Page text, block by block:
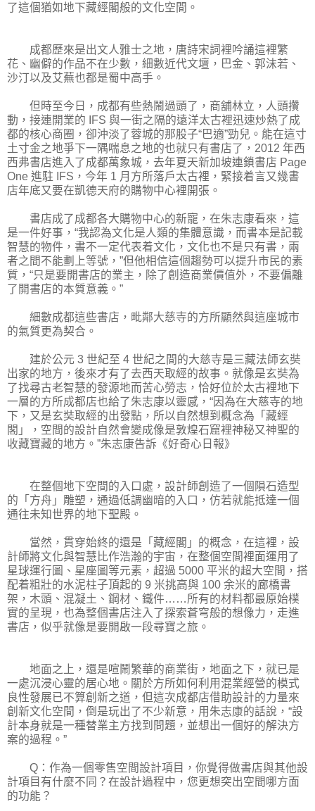
了這個猶如地下藏經閣般的文化空間。
成都歷來是出文人雅士之地，唐詩宋詞裡吟誦這裡繁
花、幽僻的作品不在少數，細數近代文壇，巴金、郭沫若、
沙汀以及艾蕪也都是蜀中高手。
但時至今日，成都有些熱鬧過頭了，商舖林立，人頭攢
動，接連開業的 IFS 與一街之隔的遠洋太古裡迅速炒熱了成
都的核心商圈，卻沖淡了蓉城的那股子“巴適”勁兒。能在這寸
土寸金之地爭下一隅喘息之地的也就只有書店了，2012 年西
西弗書店進入了成都萬象城，去年夏天新加坡連鎖書店 Page
One 進駐 IFS，今年 1 月方所落戶太古裡，緊接着言又幾書
店年底又要在凱德天府的購物中心裡開張。
書店成了成都各大購物中心的新寵，在朱志康看來，這
是一件好事，“我認為文化是人類的集體意識，而書本是記載
智慧的物件，書不一定代表着文化，文化也不是只有書，兩
者之間不能劃上等號，”但他相信這個趨勢可以提升市民的素
質，“只是要開書店的業主，除了創造商業價值外，不要偏離
了開書店的本質意義。”
細數成都這些書店，毗鄰大慈寺的方所顯然與這座城市
的氣質更為契合。
建於公元 3 世紀至 4 世紀之間的大慈寺是三藏法師玄奘
出家的地方，後來才有了去西天取經的故事。就像是玄奘為
了找尋古老智慧的發源地而苦心勞志，恰好位於太古裡地下
一層的方所成都店也給了朱志康以靈感，“因為在大慈寺的地
下，又是玄奘取經的出發點，所以自然想到概念為「藏經
閣」，空間的設計自然會變成像是敦煌石窟裡神秘又神聖的
收藏寶藏的地方。”朱志康告訴《好奇心日報》
在整個地下空間的入口處，設計師創造了一個隕石造型
的「方舟」雕塑，通過低調幽暗的入口，仿若就能抵達一個
通往未知世界的地下聖殿。
當然，貫穿始終的還是「藏經閣」的概念，在這裡，設
計師將文化與智慧比作浩瀚的宇宙，在整個空間裡面運用了
星球運行圖、星座圖等元素，超過 5000 平米的超大空間，搭
配着粗壯的水泥柱子頂起的 9 米挑高與 100 余米的廊橋書
架，木頭、混凝土、鋼材、鐵件……所有的材料都最原始樸
實的呈現，也為整個書店注入了探索蒼穹般的想像力，走進
書店，似乎就像是要開啟一段尋寶之旅。
地面之上，還是喧鬧繁華的商業街，地面之下，就已是
一處沉浸心靈的居心地。關於方所如何利用混業經營的模式
良性發展已不算創新之道，但這次成都店借助設計的力量來
創新文化空間，倒是玩出了不少新意，用朱志康的話說，“設
計本身就是一種替業主方找到問題，並想出一個好的解決方
案的過程。”
Q：作為一個零售空間設計項目，你覺得做書店與其他設
計項目有什麼不同？在設計過程中，您更想突出空間哪方面
的功能？